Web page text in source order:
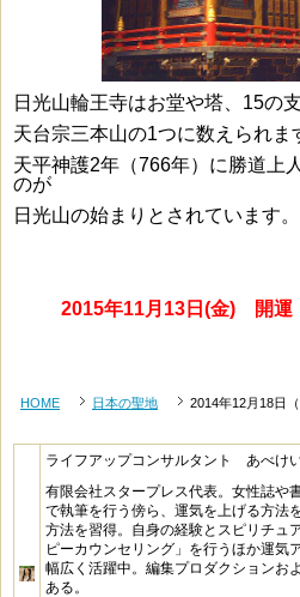
日光山輪王寺はお堂や塔、15の
天台宗三本山の1つに数えられま
天平神護2年（766年）に勝道上
のが
日光山の始まりとされています。
2015年11月13日(金) 開運
HOME 日本の聖地
2014年12月18日
ライフアップコンサルタント あべけ
有限会社スタープレス代表。女性誌や
で執筆を行う傍ら、運気を上げる方法
方法を習得。自身の経験とスピリチュ
ピーカウンセリング」を行うほか運気
幅広く活躍中。編集プロダクションお
ある。